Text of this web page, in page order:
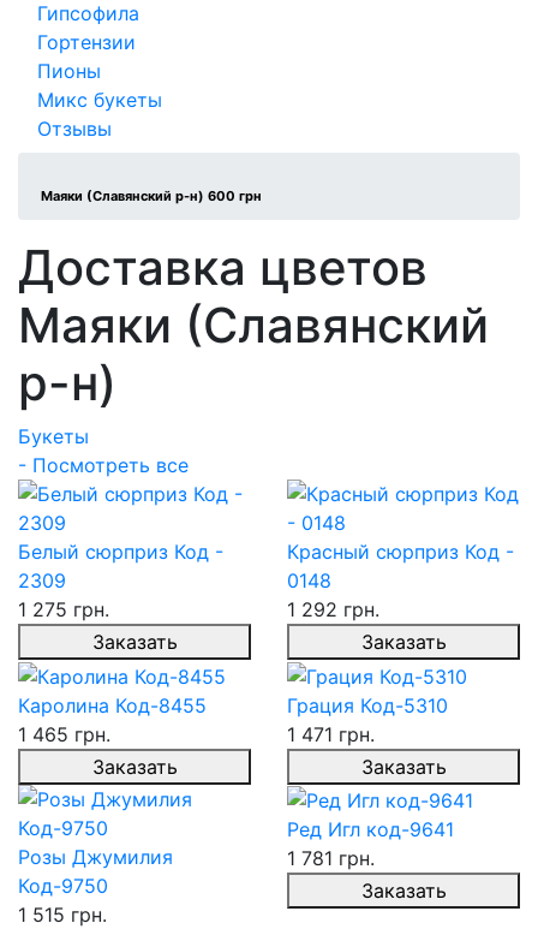
Гипсофила
Гортензии
Пионы
Микс букеты
Отзывы
Маяки (Славянский р-н) 600 грн
Доставка цветов
Маяки (Славянский
р-н)
Букеты
- Посмотреть все
Белый сюрприз Код -
2309
1 275 грн.
Заказать
Красный сюрприз Код -
0148
1 292 грн.
Заказать
Каролина Код-8455
1 465 грн.
Заказать
Грация Код-5310
1 471 грн.
Заказать
Розы Джумилия
Код-9750
1 515 грн.
Ред Игл код-9641
1 781 грн.
Заказать